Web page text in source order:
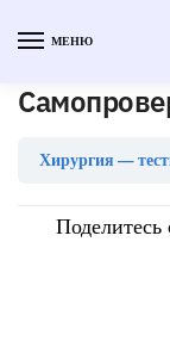
МЕНЮ
Хирургия —